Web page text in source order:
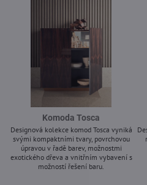
Komoda Tosca
Designová kolekce komod Tosca vyniká
svými kompaktními tvary, povrchovou
úpravou v řadě barev, možnostmi
exotického dřeva a vnitřním vybavení s
možností řešení baru.